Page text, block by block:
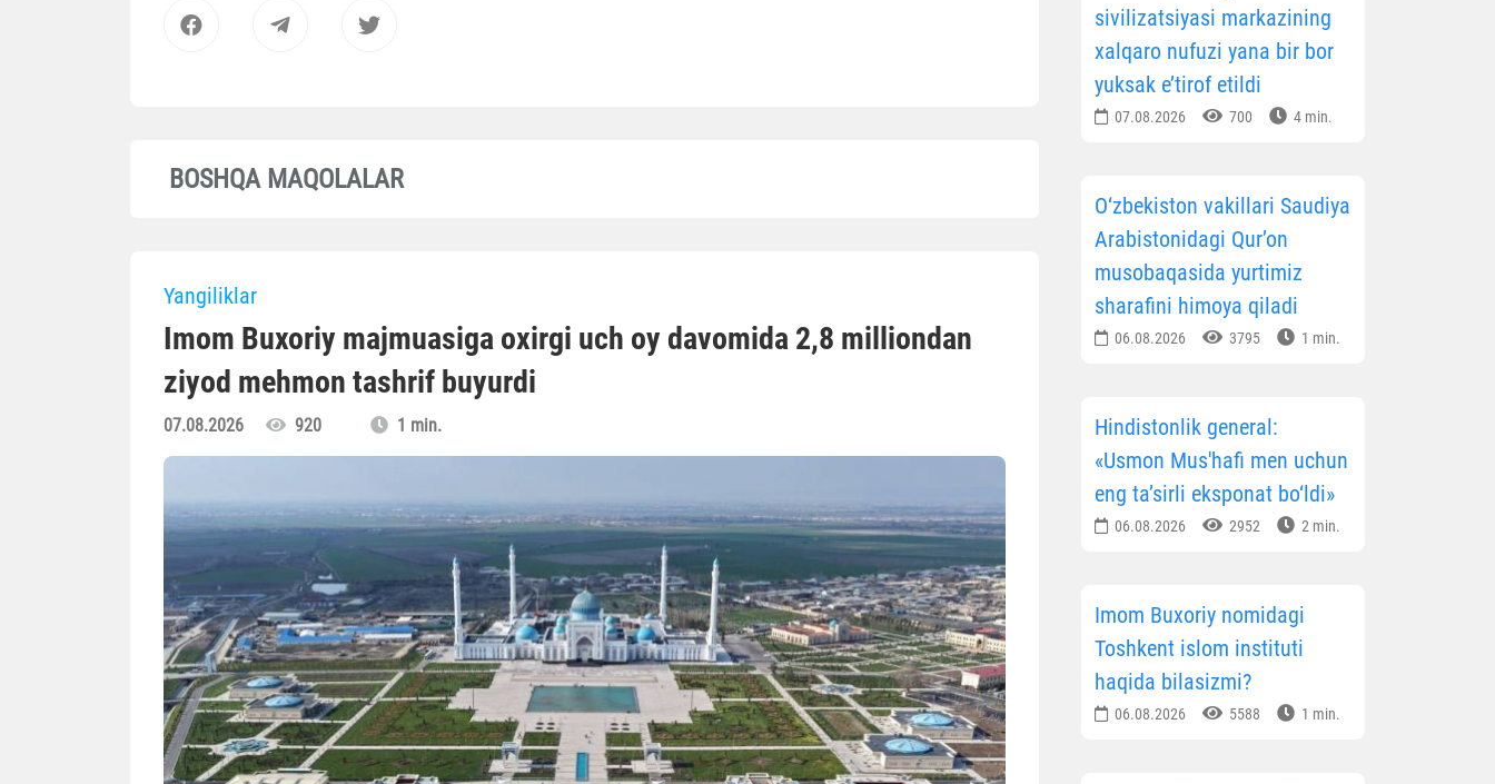
BOSHQA MAQOLALAR
Yangiliklar
Imom Buxoriy majmuasiga oxirgi uch oy davomida 2,8 milliondan
ziyod mehmon tashrif buyurdi
07.08.2026 920 1 min.
sivilizatsiyasi markazining
xalqaro nufuzi yana bir bor
yuksak e’tirof etildi
07.08.2026 700 4 min.
O‘zbekiston vakillari Saudiya
Arabistonidagi Qur’on
musobaqasida yurtimiz
sharafini himoya qiladi
06.08.2026 3795 1 min.
Hindistonlik general:
«Usmon Mus'hafi men uchun
eng ta’sirli eksponat bo‘ldi»
06.08.2026 2952 2 min.
Imom Buxoriy nomidagi
Toshkent islom instituti
haqida bilasizmi?
06.08.2026 5588 1 min.